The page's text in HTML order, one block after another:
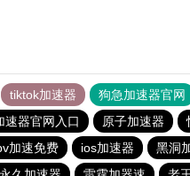
tiktok加速器 狗急加速器官网
速器官网入口 原子加速器
加速免费 ios加速器 黑洞